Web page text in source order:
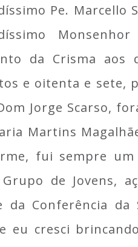
Pe.
da Crisma
e oitenta e sete,
Jorge Scarso,
Martins
fui sempre
Grupo de Jovens,
da Conferência da
eu cresci